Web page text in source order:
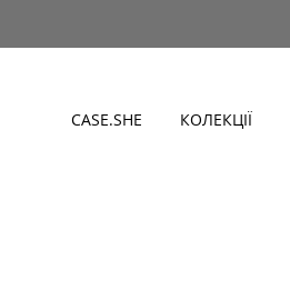
CASE.SHE КОЛЕКЦІЇ